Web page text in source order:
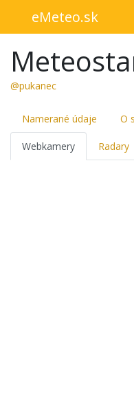
eMeteo.sk
@pukanec
Namerané údaje O
Webkamery Radary